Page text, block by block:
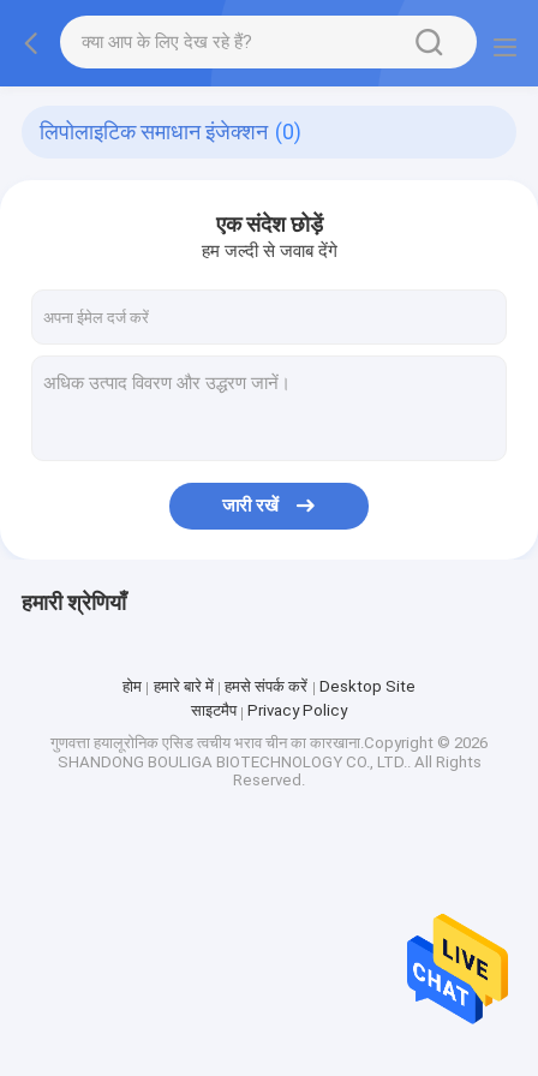
लिपोलाइटिक समाधान इंजेक्शन (0)
एक संदेश छोड़ें
हम जल्दी से जवाब देंगे
जारी रखें
हमारी श्रेणियाँ
होम हमारे बारे में हमसे संपर्क करें
Desktop Site
साइटमैप
Privacy Policy
गुणवत्ता हयालूरोनिक एसिड त्वचीय भरावचीन का कारखाना.Copyright © 2026
SHANDONG BOULIGA BIOTECHNOLOGY CO., LTD.. All Rights
Reserved.